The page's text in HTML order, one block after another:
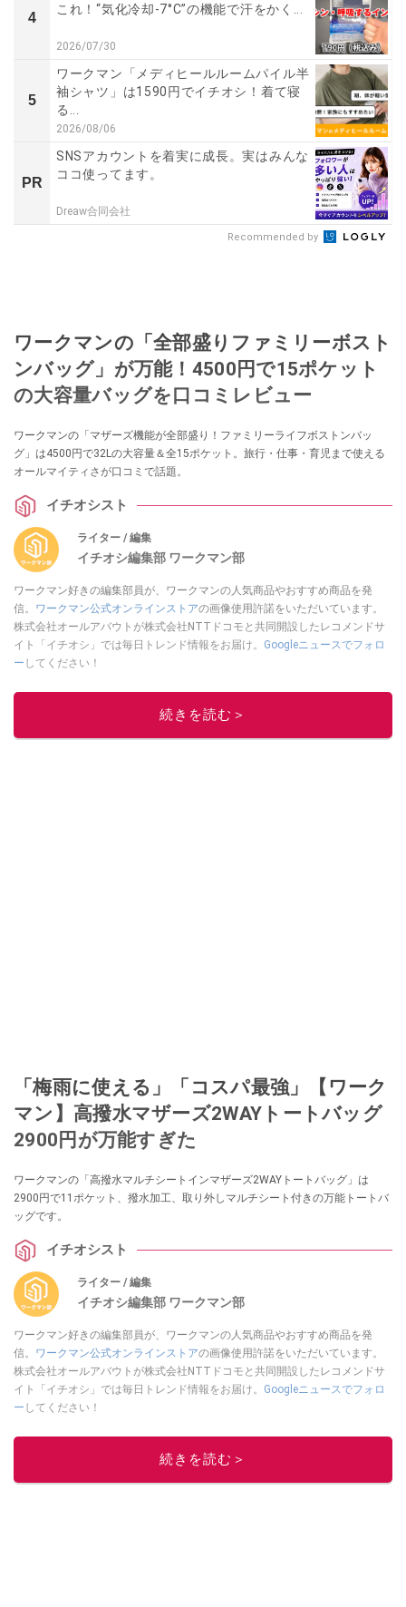
4
これ！“気化冷却-7°C”の機能で汗をかく...
2026/07/30
5
ワークマン「メディヒールルームパイル半
袖シャツ」は1590円でイチオシ！着て寝
る...
2026/08/06
PR
SNSアカウントを着実に成長。実はみんな
ココ使ってます。
Dreaw合同会社
Recommended by
ワークマンの「全部盛りファミリーボスト
ンバッグ」が万能！4500円で15ポケット
の大容量バッグを口コミレビュー
ワークマンの「マザーズ機能が全部盛り！ファミリーライフボストンバッ
グ」は4500円で32Lの大容量＆全15ポケット。旅行・仕事・育児まで使える
オールマイティさが口コミで話題。
イチオシスト
ライター / 編集
イチオシ編集部 ワークマン部
ワークマン好きの編集部員が、ワークマンの人気商品やおすすめ商品を発
信。 ワークマン公式オンラインストアの画像使用許諾をいただいています。
株式会社オールアバウトが株式会社NTTドコモと共同開設したレコメンドサ
イト「イチオシ」では毎日トレンド情報をお届け。 Googleニュースでフォロ
ー してください！
このイチオシストの他の記事を読む
続きを読む＞
「梅雨に使える」「コスパ最強」【ワーク
マン】高撥水マザーズ2WAYトートバッグ
2900円が万能すぎた
ワークマンの「高撥水マルチシートインマザーズ2WAYトートバッグ」は
2900円で11ポケット、撥水加工、取り外しマルチシート付きの万能トートバ
ッグです。
イチオシスト
ライター / 編集
イチオシ編集部 ワークマン部
ワークマン好きの編集部員が、ワークマンの人気商品やおすすめ商品を発
信。 ワークマン公式オンラインストアの画像使用許諾をいただいています。
株式会社オールアバウトが株式会社NTTドコモと共同開設したレコメンドサ
イト「イチオシ」では毎日トレンド情報をお届け。 Googleニュースでフォロ
ー してください！
このイチオシストの他の記事を読む
続きを読む＞